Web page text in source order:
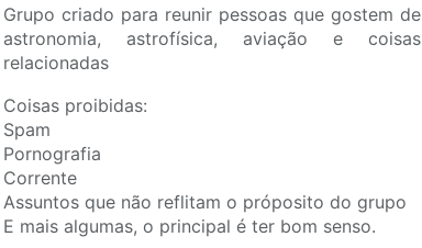
Grupo criado para reunir pessoas que gostem de
astronomia, astrofísica, aviação e coisas
relacionadas
Coisas proibidas:
Spam
Pornografia
Corrente
Assuntos que não reflitam o próposito do grupo
E mais algumas, o principal é ter bom senso.